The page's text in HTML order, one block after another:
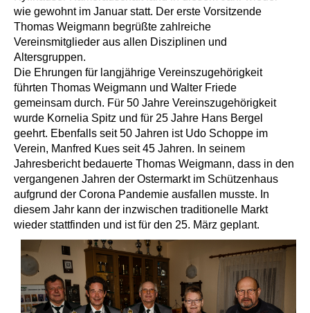
wie gewohnt im Januar statt. Der erste Vorsitzende
Thomas Weigmann begrüßte zahlreiche
Vereinsmitglieder aus allen Disziplinen und
Altersgruppen.
Die Ehrungen für langjährige Vereinszugehörigkeit
führten Thomas Weigmann und Walter Friede
gemeinsam durch. Für 50 Jahre Vereinszugehörigkeit
wurde Kornelia Spitz und für 25 Jahre Hans Bergel
geehrt. Ebenfalls seit 50 Jahren ist Udo Schoppe im
Verein, Manfred Kues seit 45 Jahren. In seinem
Jahresbericht bedauerte Thomas Weigmann, dass in den
vergangenen Jahren der Ostermarkt im Schützenhaus
aufgrund der Corona Pandemie ausfallen musste. In
diesem Jahr kann der inzwischen traditionelle Markt
wieder stattfinden und ist für den 25. März geplant.